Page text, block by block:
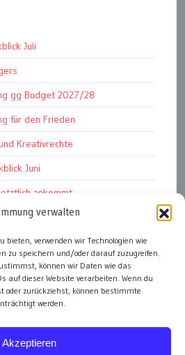
verwalten
bieten, verwenden wir Technologien wie
zu speichern und/oder darauf zuzugreifen.
können wir Daten wie das
auf dieser Website verarbeiten. Wenn du
zurückziehst, können bestimmte
werden.
Akzeptieren
Juli
gg Budget 2027/28
für den Frieden
Kreativrechte
Juni
ankommt
Studie 2026
im Weltmuseum
und APG Vorstand
alle Events